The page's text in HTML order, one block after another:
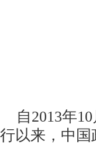
自2013年10
行以来，中